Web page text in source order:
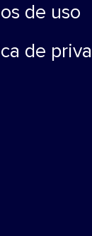
de uso
de